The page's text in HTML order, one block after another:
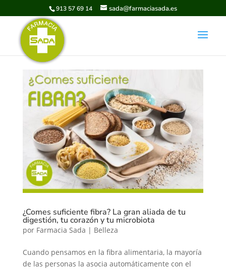
913 57 69 14 sada@farmaciasada.es
¿Comes suficiente fibra? La gran aliada de tu
digestión, tu corazón y tu microbiota
por Farmacia Sada | Belleza
Cuando pensamos en la fibra alimentaria, la mayoría
de las personas la asocia automáticamente con el